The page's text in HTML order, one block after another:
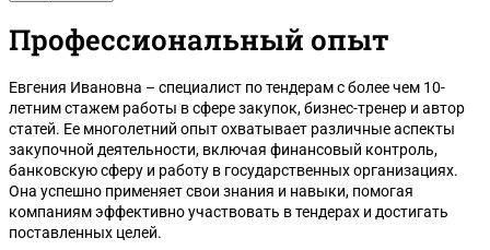
Белгород
Профессиональный опыт
Евгения Ивановна – специалист по тендерам с более чем 10-
летним стажем работы в сфере закупок, бизнес-тренер и автор
статей. Ее многолетний опыт охватывает различные аспекты
закупочной деятельности, включая финансовый контроль,
банковскую сферу и работу в государственных организациях.
Она успешно применяет свои знания и навыки, помогая
компаниям эффективно участвовать в тендерах и достигать
поставленных целей.